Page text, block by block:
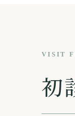
VISIT
初